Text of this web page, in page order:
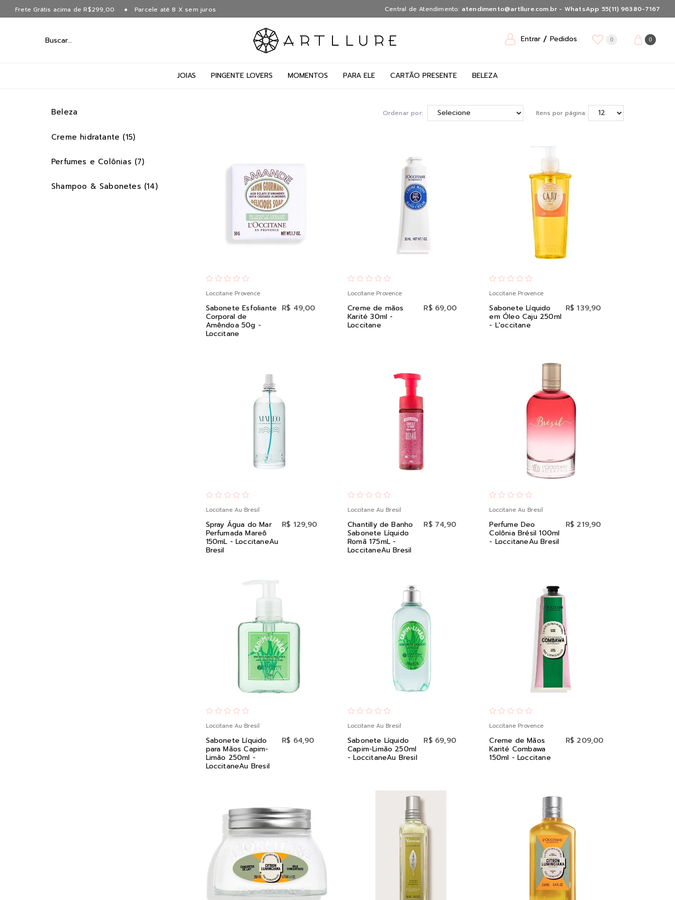
Frete Grátis acima de R$299,00 Parcele até 8 X sem juros Central de Atendimento: atendimento@artllure.com.br - WhatsApp 55(11) 96380-7167
Entrar Pedidos 0 0
JOIAS PINGENTE LOVERS MOMENTOS PARA ELE CARTÃO PRESENTE BELEZA
Beleza
Creme hidratante (15)
Perfumes e Colônias (7)
Shampoo & Sabonetes (14)
Ordenar por: Itens por página:
Loccitane Provence
Sabonete Esfoliante
Corporal de
Amêndoa 50g -
Loccitane
R$ 49,00
Loccitane Provence
Creme de mãos
Karité 30ml -
Loccitane
R$ 69,00
Loccitane Provence
Sabonete Líquido
em Óleo Caju 250ml
- L'occitane
R$ 139,90
Loccitane Au Bresil
Spray Água do Mar
Perfumada Mareô
150mL - LoccitaneAu
Bresil
R$ 129,90
Loccitane Au Bresil
Chantilly de Banho
Sabonete Líquido
Romã 175mL -
LoccitaneAu Bresil
R$ 74,90
Loccitane Au Bresil
Perfume Deo
Colônia Brésil 100ml
- LoccitaneAu Bresil
R$ 219,90
Loccitane Au Bresil
Sabonete Líquido
para Mãos Capim-
Limão 250ml -
LoccitaneAu Bresil
R$ 64,90
Loccitane Au Bresil
Sabonete Líquido
Capim-Limão 250ml
- LoccitaneAu Bresil
R$ 69,90
Loccitane Provence
Creme de Mãos
Karité Combawa
150ml - Loccitane
R$ 209,00